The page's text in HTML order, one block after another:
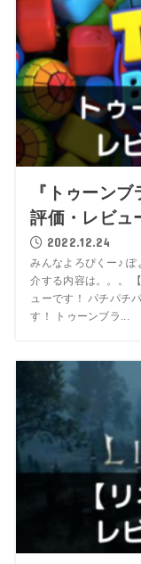
『トゥーン
評価・レビュ
2022.12.24
みんなよろぴくー♪
介する内容は。。。
ューです！ パチパチ
す！ トゥーンブラ...